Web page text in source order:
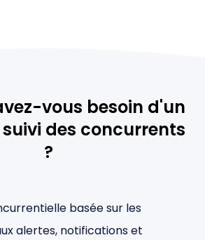
vous besoin d'un
des concurrents
?
basée sur les
alertes, notifications et